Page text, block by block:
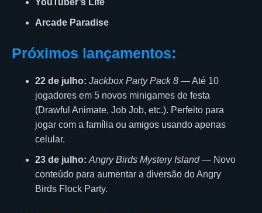
Arcade Paradise
Próximos lançamentos:
22 de julho: Jackbox Party Pack 8 — Até 10
jogadores em 5 novos minigames de festa
(Drawful Animate, Job Job, etc.). Perfeito para
jogar com a família ou amigos usando apenas
celular.
23 de julho: Angry Birds Mystery Island— Novo
conteúdo para aumentar a diversão do Angry
Birds Flock Party.